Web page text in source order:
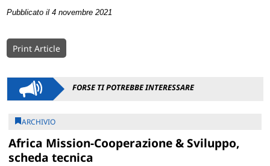
Pubblicato il 4 novembre 2021
Print Article
FORSE TI POTREBBE INTERESSARE
ARCHIVIO
Africa Mission-Cooperazione & Sviluppo,
scheda tecnica